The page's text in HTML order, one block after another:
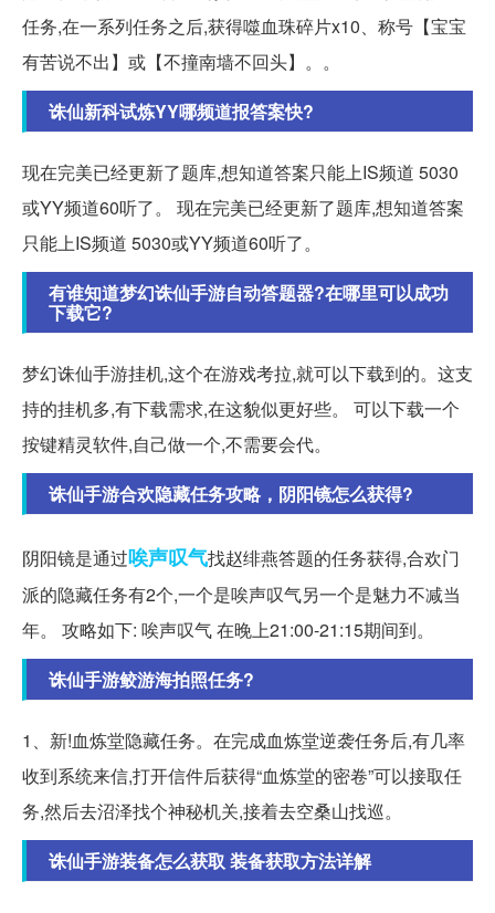
任务,在一系列任务之后,获得噬血珠碎片x10、称号【宝宝
有苦说不出】或【不撞南墙不回头】。。
诛仙新科试炼YY哪频道报答案快?
现在完美已经更新了题库,想知道答案只能上IS频道 5030
或YY频道60听了。 现在完美已经更新了题库,想知道答案
只能上IS频道 5030或YY频道60听了。
有谁知道梦幻诛仙手游自动答题器?在哪里可以成功
下载它?
梦幻诛仙手游挂机,这个在游戏考拉,就可以下载到的。这支
持的挂机多,有下载需求,在这貌似更好些。 可以下载一个
按键精灵软件,自己做一个,不需要会代。
诛仙手游合欢隐藏任务攻略，阴阳镜怎么获得?
阴阳镜是通过唉声叹气找赵绯燕答题的任务获得,合欢门
派的隐藏任务有2个,一个是唉声叹气另一个是魅力不减当
年。 攻略如下: 唉声叹气 在晚上21:00-21:15期间到。
诛仙手游鲛游海拍照任务?
1、新!血炼堂隐藏任务。在完成血炼堂逆袭任务后,有几率
收到系统来信,打开信件后获得“血炼堂的密卷”可以接取任
务,然后去沼泽找个神秘机关,接着去空桑山找巡。
诛仙手游装备怎么获取 装备获取方法详解